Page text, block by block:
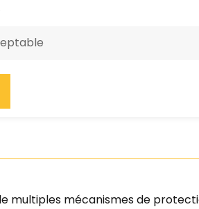
multiples mécanismes de